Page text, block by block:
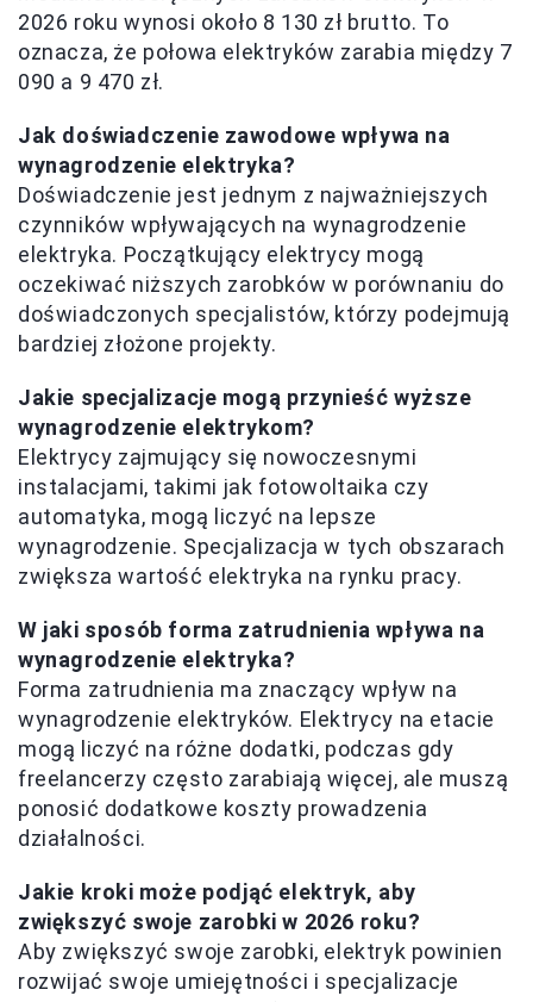
2026 roku wynosi około 8 130 zł brutto. To
oznacza, że połowa elektryków zarabia między 7
090 a 9 470 zł.
Jak doświadczenie zawodowe wpływa na
wynagrodzenie elektryka?
Doświadczenie jest jednym z najważniejszych
czynników wpływających na wynagrodzenie
elektryka. Początkujący elektrycy mogą
oczekiwać niższych zarobków w porównaniu do
doświadczonych specjalistów, którzy podejmują
bardziej złożone projekty.
Jakie specjalizacje mogą przynieść wyższe
wynagrodzenie elektrykom?
Elektrycy zajmujący się nowoczesnymi
instalacjami, takimi jak fotowoltaika czy
automatyka, mogą liczyć na lepsze
wynagrodzenie. Specjalizacja w tych obszarach
zwiększa wartość elektryka na rynku pracy.
W jaki sposób forma zatrudnienia wpływa na
wynagrodzenie elektryka?
Forma zatrudnienia ma znaczący wpływ na
wynagrodzenie elektryków. Elektrycy na etacie
mogą liczyć na różne dodatki, podczas gdy
freelancerzy często zarabiają więcej, ale muszą
ponosić dodatkowe koszty prowadzenia
działalności.
Jakie kroki może podjąć elektryk, aby
zwiększyć swoje zarobki w 2026 roku?
Aby zwiększyć swoje zarobki, elektryk powinien
rozwijać swoje umiejętności i specjalizacje